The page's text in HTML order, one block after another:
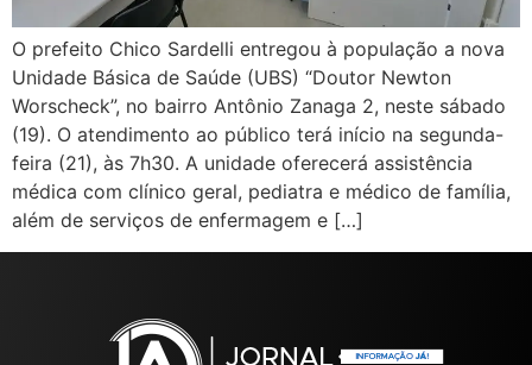
O prefeito Chico Sardelli entregou à população a nova
Unidade Básica de Saúde (UBS) “Doutor Newton
Worscheck”, no bairro Antônio Zanaga 2, neste sábado
(19). O atendimento ao público terá início na segunda-
feira (21), às 7h30. A unidade oferecerá assistência
médica com clínico geral, pediatra e médico de família,
além de serviços de enfermagem e […]